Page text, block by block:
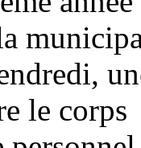
le corps